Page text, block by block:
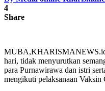
4
Share
hari, tidak menyurutkan
para Purnawirawa dan istri
mengikuti pelaksanaan Vaksin